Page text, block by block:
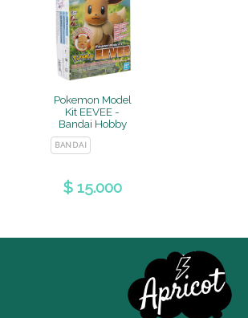
Pokemon Model
Kit EEVEE -
Bandai Hobby
BANDAI
$ 15.000